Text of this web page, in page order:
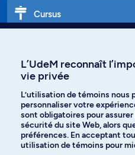
Cursus
Langues
Facebook
L’UdeM reconnaît
vie privée
L’utilisation de témoins nous
personnaliser votre
sont obligatoires pour
sécurité du site Web, alors
préférences. En acceptant
utilisation de témoins pour